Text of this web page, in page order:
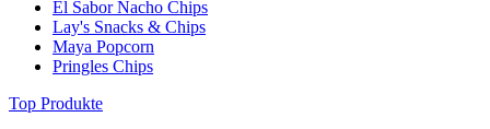
Produkt wider, das sie entwickeln und vertreiben, und inspiriert
Menschen weltweit.
El Sabor Nacho Chips
Lay's Snacks & Chips
Maya Popcorn
Pringles Chips
Top Produkte